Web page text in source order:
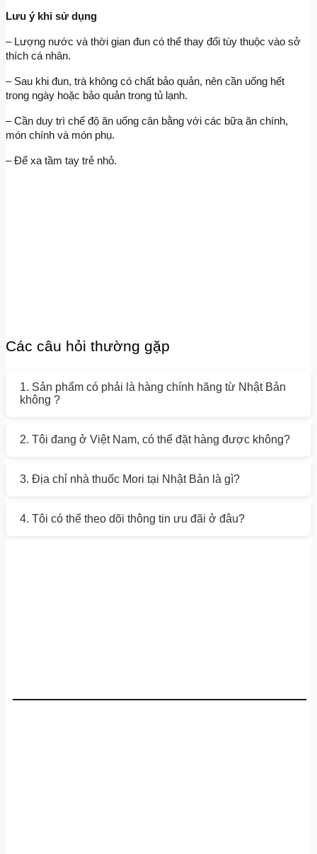
Lưu ý khi sử dụng
– Lượng nước và thời gian đun có thể thay đổi tùy thuộc vào sở
thích cá nhân.
– Sau khi đun, trà không có chất bảo quản, nên cần uống hết
trong ngày hoặc bảo quản trong tủ lạnh.
– Cần duy trì chế độ ăn uống cân bằng với các bữa ăn chính,
món chính và món phụ.
– Để xa tầm tay trẻ nhỏ.
Các câu hỏi thường gặp
1. Sản phẩm có phải là hàng chính hãng từ Nhật Bản
không ?
2. Tôi đang ở Việt Nam, có thể đặt hàng được không?
3. Địa chỉ nhà thuốc Mori tại Nhật Bản là gì?
4. Tôi có thể theo dõi thông tin ưu đãi ở đâu?